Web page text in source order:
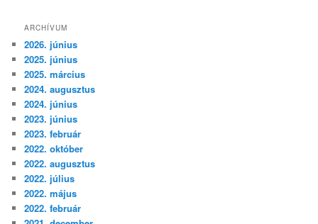
ARCHÍVUM
2026. június
2025. június
2025. március
2024. augusztus
2024. június
2023. június
2023. február
2022. október
2022. augusztus
2022. július
2022. május
2022. február